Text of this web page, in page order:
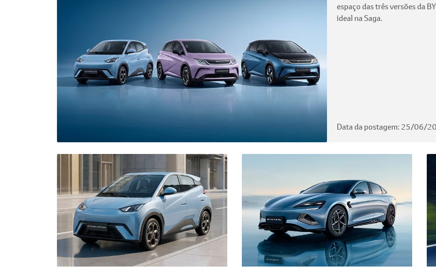
espaço das três versões da
ideal na Saga.
Data da postagem: 25/06/